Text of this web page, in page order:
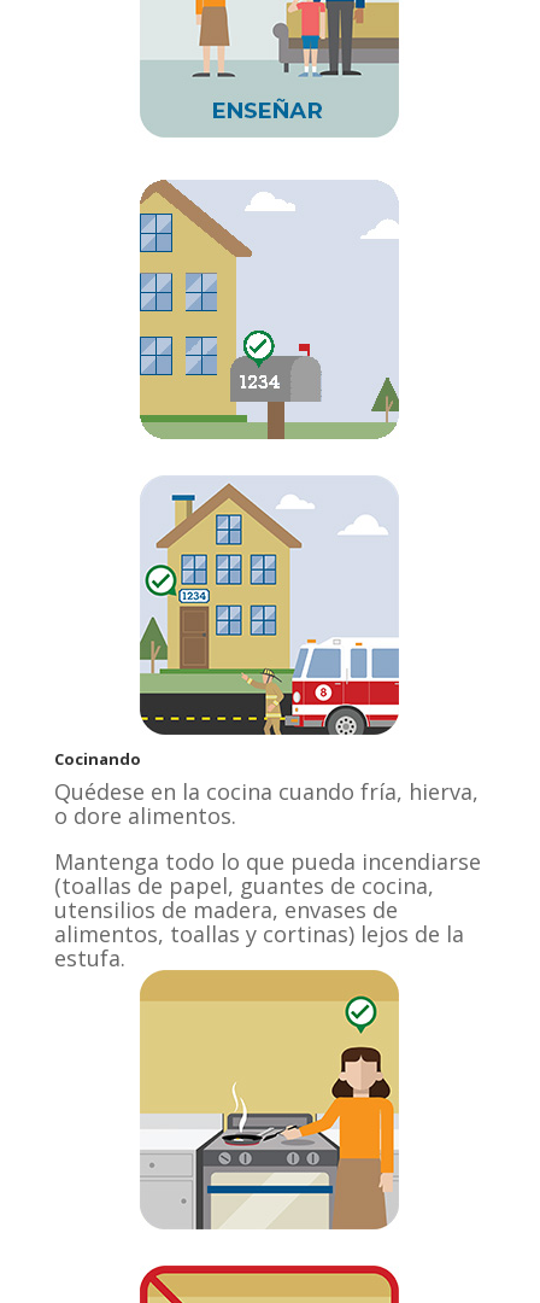
Cocinando
Quédese en la cocina cuando fría, hierva,
o dore alimentos.
Mantenga todo lo que pueda incendiarse
(toallas de papel, guantes de cocina,
utensilios de madera, envases de
alimentos, toallas y cortinas) lejos de la
estufa.